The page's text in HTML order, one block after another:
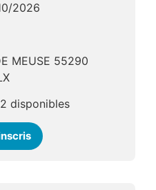
2026
MEUSE 55290
disponibles